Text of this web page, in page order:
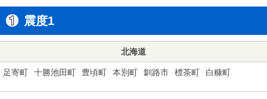
震度1
北海道
足寄町 十勝池田町 豊頃町 本別町 釧路市 標茶町 白糠町